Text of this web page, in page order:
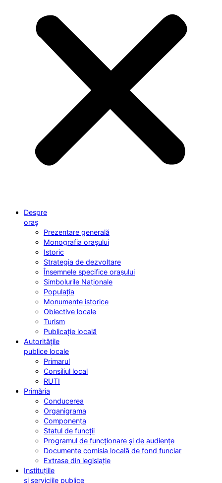
Despre
oraș
Prezentare generală
Monografia orașului
Istoric
Strategia de dezvoltare
Însemnele specifice orașului
Simbolurile Naționale
Populația
Monumente istorice
Obiective locale
Turism
Publicație locală
Autoritățile
publice locale
Primarul
Consiliul local
RUTI
Primăria
Conducerea
Organigrama
Componența
Statul de funcții
Programul de funcționare și de audiențe
Documente comisia locală de fond funciar
Extrase din legislație
Instituțiile
și serviciile publice